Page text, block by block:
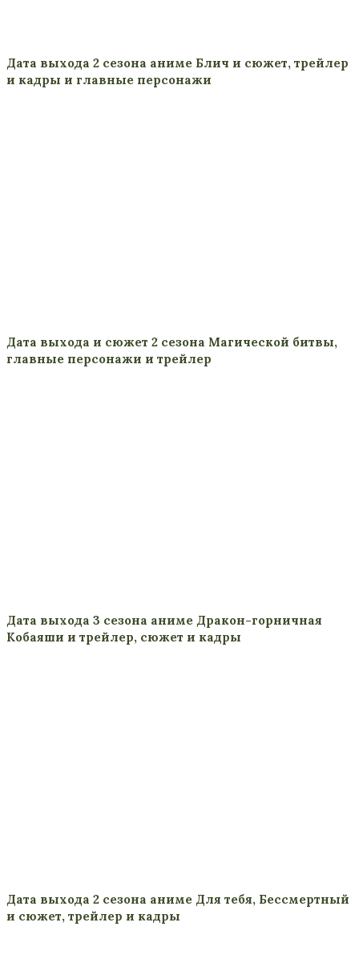
Дата выхода 2 сезона аниме Блич и сюжет, трейлер
и кадры и главные персонажи
Дата выхода и сюжет 2 сезона Магической битвы,
главные персонажи и трейлер
Дата выхода 3 сезона аниме Дракон-горничная
Кобаяши и трейлер, сюжет и кадры
Дата выхода 2 сезона аниме Для тебя, Бессмертный
и сюжет, трейлер и кадры